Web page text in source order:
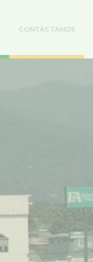
CONTÁCTANOS